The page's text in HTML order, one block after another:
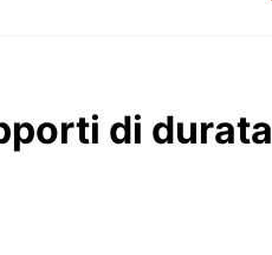
di durata